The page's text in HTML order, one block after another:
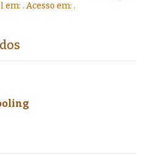
em: . Acesso em: .